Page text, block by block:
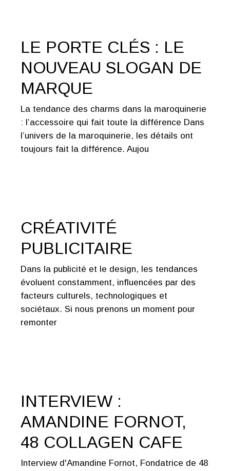
LE PORTE CLÉS : LE
NOUVEAU SLOGAN DE
MARQUE
La tendance des charms dans la maroquinerie
: l’accessoire qui fait toute la différence Dans
l’univers de la maroquinerie, les détails ont
toujours fait la différence. Aujou
CRÉATIVITÉ
PUBLICITAIRE
Dans la publicité et le design, les tendances
évoluent constamment, influencées par des
facteurs culturels, technologiques et
sociétaux. Si nous prenons un moment pour
remonter
INTERVIEW :
AMANDINE FORNOT,
48 COLLAGEN CAFE
Interview d'Amandine Fornot, Fondatrice de 48